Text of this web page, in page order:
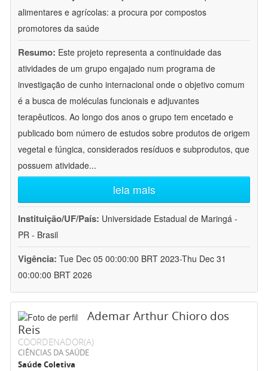
alimentares e agrícolas: a procura por compostos
promotores da saúde
Resumo: Este projeto representa a continuidade das
atividades de um grupo engajado num programa de
investigação de cunho internacional onde o objetivo comum
é a busca de moléculas funcionais e adjuvantes
terapêuticos. Ao longo dos anos o grupo tem encetado e
publicado bom número de estudos sobre produtos de origem
vegetal e fúngica, considerados resíduos e subprodutos, que
possuem atividade...
leia mais
Instituição/UF/País: Universidade Estadual de Maringá -
PR - Brasil
Vigência: Tue Dec 05 00:00:00 BRT 2023-Thu Dec 31
00:00:00 BRT 2026
Ademar Arthur Chioro dos
Reis
COORDENADOR(A)
CIÊNCIAS DA SAÚDE
Saúde Coletiva